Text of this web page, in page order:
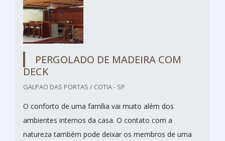
PERGOLADO DE MADEIRA COM
DECK
GALPAO DAS PORTAS / COTIA - SP
O conforto de uma família vai muito além dos
ambientes internos da casa. O contato com a
natureza também pode deixar os membros de uma